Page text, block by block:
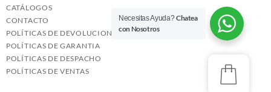
CATÁLOGOS
CONTACTO
POLÍTICAS DE DEVOLUCIONES
POLÍTICAS DE GARANTIA
POLÍTICAS DE DESPACHO
POLÍTICAS DE VENTAS
Necesitas Ayuda?Chatea
con Nosotros